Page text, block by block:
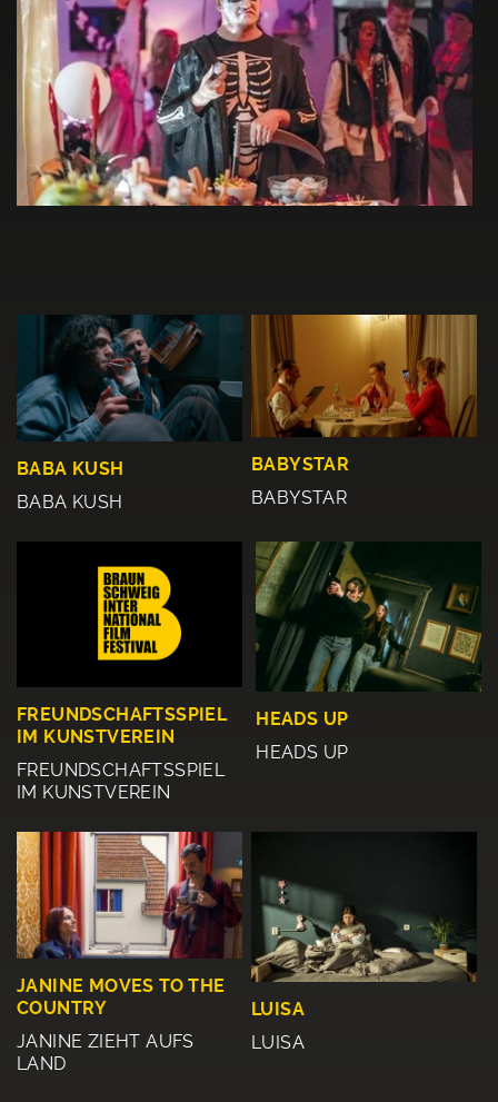
BABA KUSH
BABA KUSH
BABYSTAR
BABYSTAR
FREUNDSCHAFTSSPIEL
IM KUNSTVEREIN
FREUNDSCHAFTSSPIEL
IM KUNSTVEREIN
HEADS UP
HEADS UP
JANINE MOVES TO THE
COUNTRY
JANINE ZIEHT AUFS
LAND
LUISA
LUISA